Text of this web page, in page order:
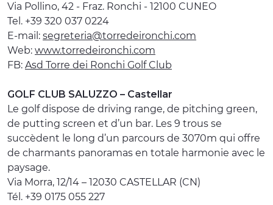
Via Pollino, 42 - Fraz. Ronchi - 12100 CUNEO
Tel. +39 320 037 0224
E-mail: segreteria@torredeironchi.com
Web: www.torredeironchi.com
FB: Asd Torre dei Ronchi Golf Club
GOLF CLUB SALUZZO – Castellar
Le golf dispose de driving range, de pitching green,
de putting screen et d’un bar. Les 9 trous se
succèdent le long d’un parcours de 3070m qui offre
de charmants panoramas en totale harmonie avec le
paysage.
Via Morra, 12/14 – 12030 CASTELLAR (CN)
Tél. +39 0175 055 227